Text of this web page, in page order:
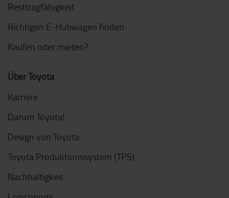
Resttragfähigkeit
Richtigen E-Hubwagen finden
Kaufen oder mieten?
Über Toyota
Karriere
Darum Toyota!
Design von Toyota
Toyota Produktionssystem (TPS)
Nachhaltigkeit